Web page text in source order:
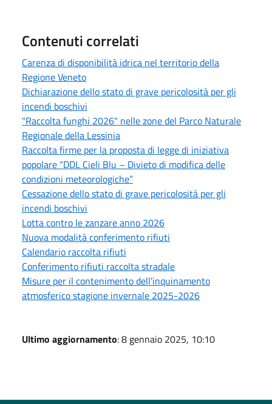
Contenuti correlati
Carenza di disponibilità idrica nel territorio della
Regione Veneto
Dichiarazione dello stato di grave pericolosità per gli
incendi boschivi
"Raccolta funghi 2026" nelle zone del Parco Naturale
Regionale della Lessinia
Raccolta firme per la proposta di legge di iniziativa
popolare “DDL Cieli Blu – Divieto di modifica delle
condizioni meteorologiche”
Cessazione dello stato di grave pericolosità per gli
incendi boschivi
Lotta contro le zanzare anno 2026
Nuova modalità conferimento rifiuti
Calendario raccolta rifiuti
Conferimento rifiuti raccolta stradale
Misure per il contenimento dell'inquinamento
atmosferico stagione invernale 2025-2026
Ultimo aggiornamento: 8 gennaio 2025, 10:10